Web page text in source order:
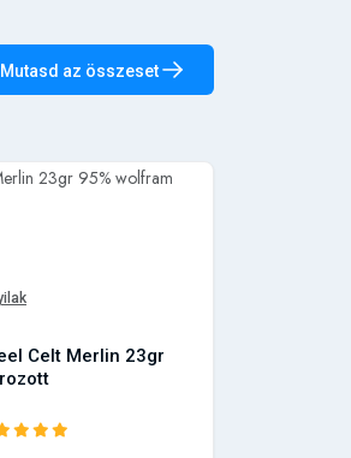
Mutasd az összeset
Celt Merlin 23gr